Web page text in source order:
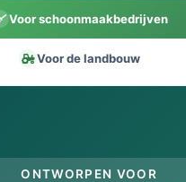
Voor schoonmaakbedrijven
Voor de landbouw
ONTWORPEN VOOR